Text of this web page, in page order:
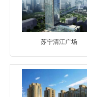
苏宁清江广场